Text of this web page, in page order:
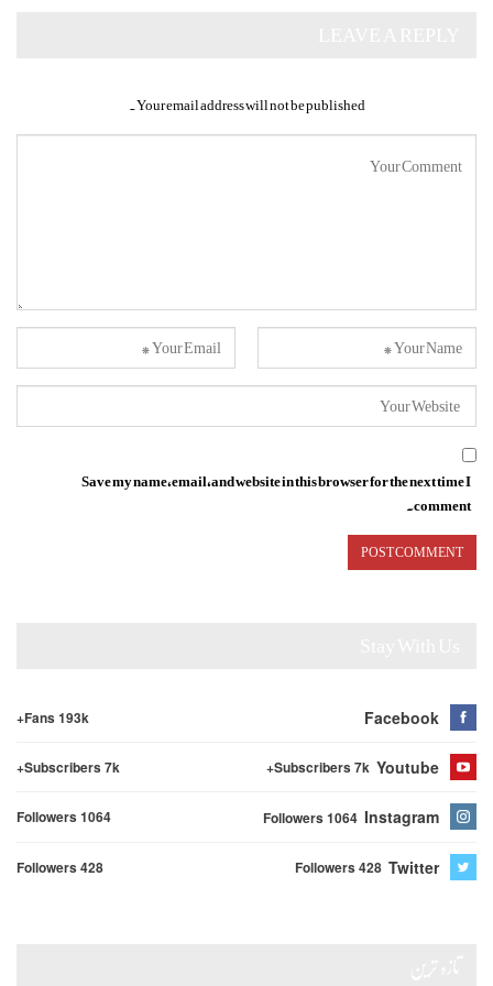
Your email address will not be published.
Save my name, email, and website in this browser for the next time I
comment.
Facebook
Fans 193k+
Youtube
Subscribers 7k+
Subscribers 7k+
Instagram
Followers 1064
Followers 1064
Twitter
Followers 428
Followers 428